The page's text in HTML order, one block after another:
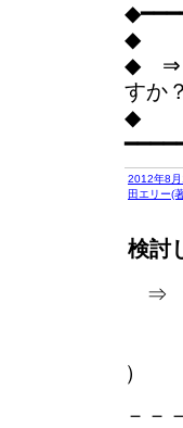
◆
◆ ⇒
すか？
◆
2012年8
田エリー(
検討
⇒
（
）
－－